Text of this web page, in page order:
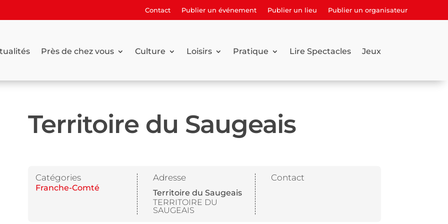
Contact Publier un événement Publier un lieu Publier un organisateur
Près de chez vous Culture Loisirs Pratique Lire Spectacles Jeux
Territoire du Saugeais
Catégories
Franche-Comté
Adresse
Territoire du Saugeais
TERRITOIRE DU
SAUGEAIS
Contact